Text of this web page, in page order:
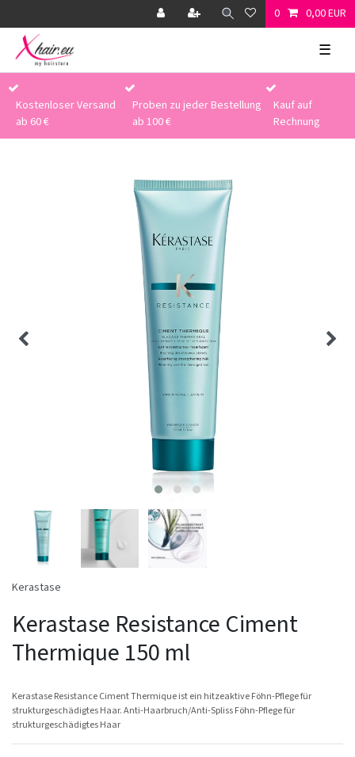
0 0,00 EUR
☰
Kostenloser Versand
ab 60 €
Proben zu jeder Bestellung
ab 100 €
Kauf auf
Rechnung
Kerastase
Kerastase Resistance Ciment
Thermique 150 ml
Kerastase Resistance Ciment Thermique ist ein hitzeaktive Föhn-Pflege für
strukturgeschädigtes Haar. Anti-Haarbruch/Anti-Spliss Föhn-Pflege für
strukturgeschädigtes Haar